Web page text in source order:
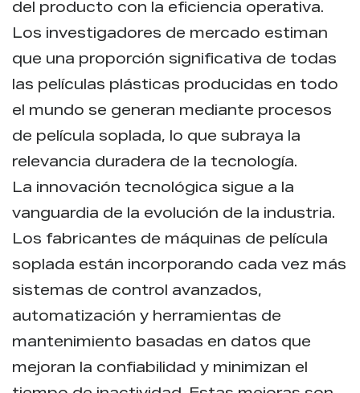
del producto con la eficiencia operativa.
Los investigadores de mercado estiman
que una proporción significativa de todas
las películas plásticas producidas en todo
el mundo se generan mediante procesos
de película soplada, lo que subraya la
relevancia duradera de la tecnología.
La innovación tecnológica sigue a la
vanguardia de la evolución de la industria.
Los fabricantes de máquinas de película
soplada están incorporando cada vez más
sistemas de control avanzados,
automatización y herramientas de
mantenimiento basadas en datos que
mejoran la confiabilidad y minimizan el